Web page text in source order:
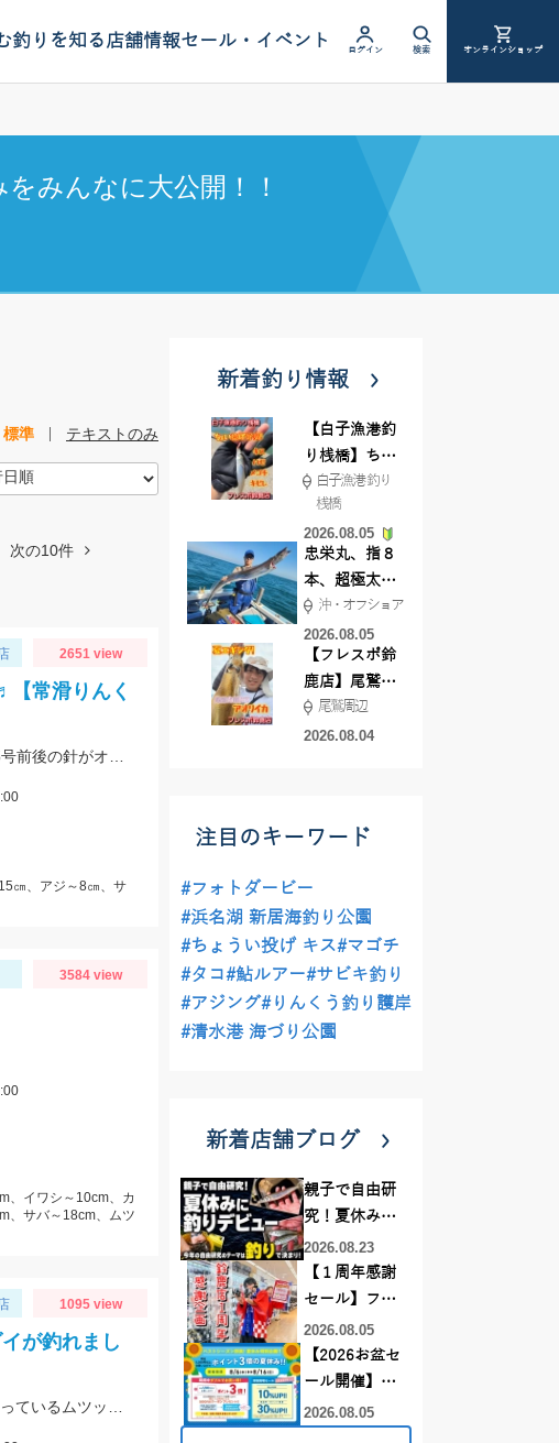
釣りを知る店舗情報セール・イベント ログイン 検索 オンラインショップ
みんなに大公開！！
標準 テキストのみ
次の10件
2651 view
【常滑りんく
㎝、アジ～8㎝、サ
3584 view
、イワシ～10cm、カ
、サバ～18cm、ムツ
1095 view
が釣れまし
新着釣り情報
【白子漁港釣
り桟橋】ちょ
い投げ釣りが
絶好調!キスや
ハゼが簡単に
釣れますよ💛
白子漁港 釣り
桟橋
2026.08.05
忠栄丸、指８
本、超極太ド
ラゴン登場！
沖・オフショア
2026.08.05
【フレスポ鈴
鹿店】尾鷲方
面にて夏イカ
エギング!!
尾鷲周辺
2026.08.04
注目のキーワード
#フォトダービー
#浜名湖 新居海釣り公園
#ちょうい投げ キス#マゴチ
#タコ#鮎ルアー#サビキ釣り
#アジング#りんくう釣り護岸
#清水港 海づり公園
新着店舗ブログ
親子で自由研
究！夏休みに
釣りデビュー
2026.08.23
【１周年感謝
セール】フレ
スポ鈴鹿店！
オススメ竿 リ
ールをご紹介
❤買うなら今
がお得です！
2026.08.05
【2026お盆セ
ール開催】お
盆休みはイシ
2026.08.05